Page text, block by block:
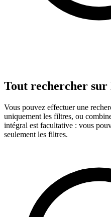
Tout rechercher sur
Vous pouvez effectuer une
uniquement les filtres, ou
intégral est facultative : vous
seulement les filtres.